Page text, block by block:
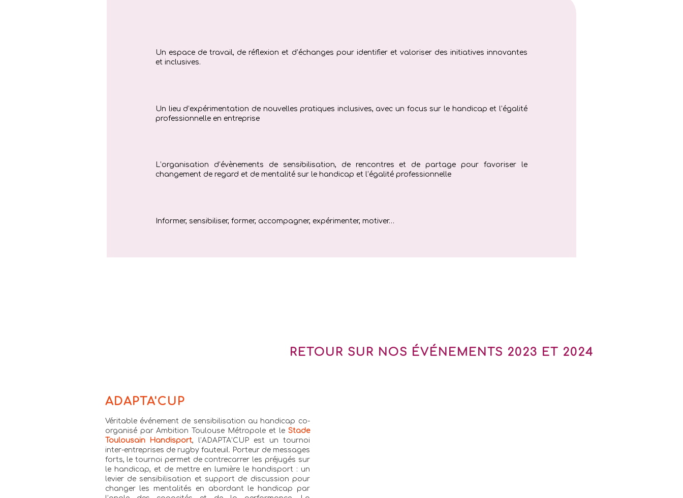
Un espace de travail, de réflexion et d’échanges pour identifier et valoriser des initiatives innovantes
et inclusives.
Un lieu d’expérimentation de nouvelles pratiques inclusives, avec un focus sur le handicap et l’égalité
professionnelle en entreprise
L’organisation d’évènements de sensibilisation, de rencontres et de partage pour favoriser le
changement de regard et de mentalité sur le handicap et l’égalité professionnelle
Informer, sensibiliser, former, accompagner, expérimenter, motiver…
RETOUR SUR NOS ÉVÉNEMENTS 2023 ET 2024
ADAPTA'CUP
Véritable événement de sensibilisation au handicap co-
organisé par Ambition Toulouse Métropole et le Stade
Toulousain Handisport, l’ADAPTA’CUP est un tournoi
inter-entreprises de rugby fauteuil. Porteur de messages
forts, le tournoi permet de contrecarrer les préjugés sur
le handicap, et de mettre en lumière le handisport : un
levier de sensibilisation et support de discussion pour
changer les mentalités en abordant le handicap par